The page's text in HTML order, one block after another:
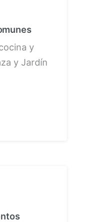
y
y Jardín